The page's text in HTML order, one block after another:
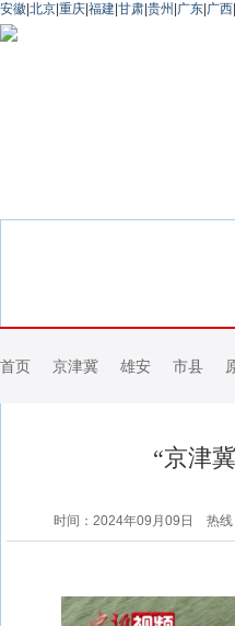
安徽 北京 重庆 福建 甘肃 贵州 广东 广西
首页 京津冀 雄安 市县
“京津
时间：2024年09月09日 热